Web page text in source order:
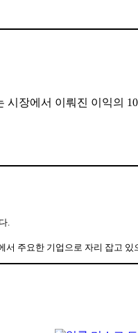
장에서 이뤄진 이익의
.
서 주요한 기업으로 자리 잡고